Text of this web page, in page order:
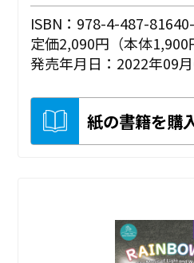
ISBN：978-4-487-
定価2,090円（本体1,900
発売年月日：2022年09
紙の書籍を購